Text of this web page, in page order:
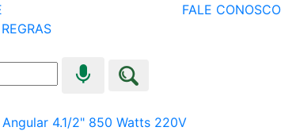
FALE CONOSCO
4.1/2" 850 Watts 220V